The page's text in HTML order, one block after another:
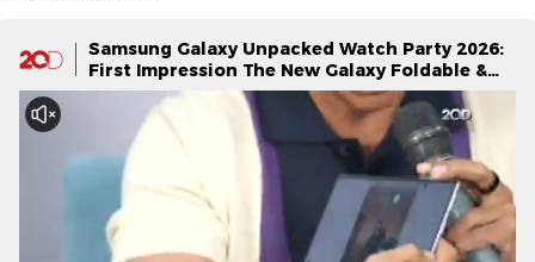
Samsung Galaxy Unpacked Watch Party 2026:
First Impression The New Galaxy Foldable &
Galaxy Watch Series